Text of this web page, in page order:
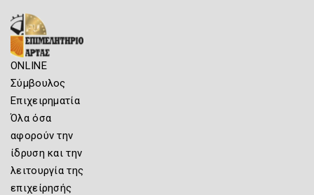
ONLINE
Σύμβουλος
Επιχειρηματία
Όλα όσα
αφορούν την
ίδρυση και την
λειτουργία της
επιχείρησής